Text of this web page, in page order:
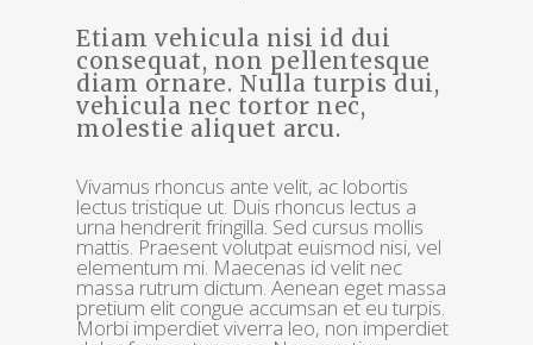
Etiam vehicula nisi id dui
consequat, non pellentesque
diam ornare. Nulla turpis dui,
vehicula nec tortor nec,
molestie aliquet arcu.
Vivamus rhoncus ante velit, ac lobortis
lectus tristique ut. Duis rhoncus lectus a
urna hendrerit fringilla. Sed cursus mollis
mattis. Praesent volutpat euismod nisi, vel
elementum mi. Maecenas id velit nec
massa rutrum dictum. Aenean eget massa
pretium elit congue accumsan et eu turpis.
Morbi imperdiet viverra leo, non imperdiet